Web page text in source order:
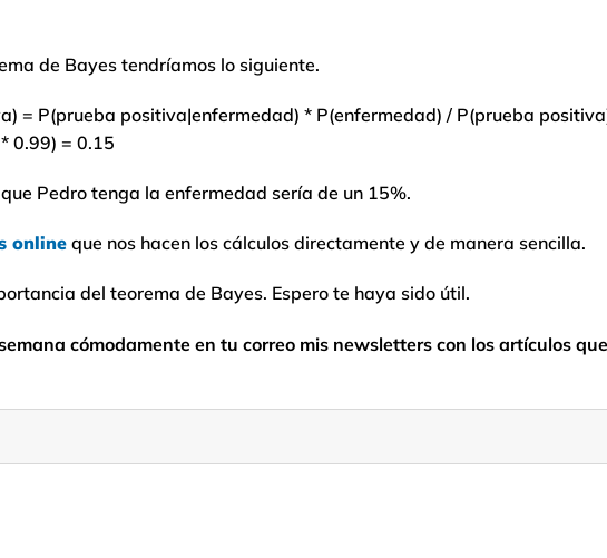
de Bayes tendríamos lo siguiente.
= P(prueba positiva|enfermedad) * P(enfermedad) / P(prueba
0.99) = 0.15
Pedro tenga la enfermedad sería de un 15%.
onlineque nos hacen los cálculos directamente y de manera sencilla.
del teorema de Bayes. Espero te haya sido útil.
cómodamente en tu correo mis newsletters con los artículos que